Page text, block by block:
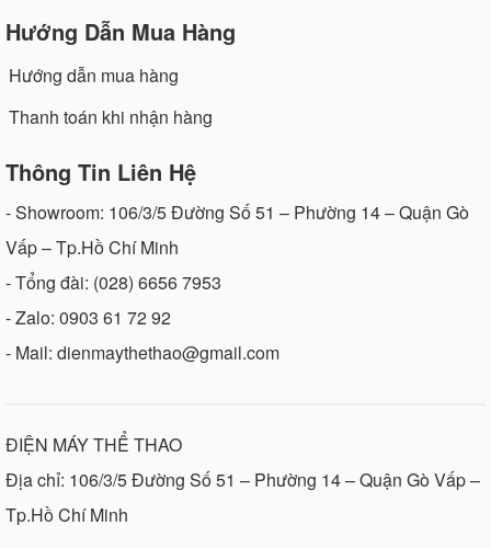
Hướng Dẫn Mua Hàng
Hướng dẫn mua hàng
Thanh toán khi nhận hàng
Thông Tin Liên Hệ
- Showroom: 106/3/5 Đường Số 51 – Phường 14 – Quận Gò
Vấp – Tp.Hồ Chí Minh
- Tổng đài: (028) 6656 7953
- Zalo: 0903 61 72 92
- Mail: dienmaythethao@gmail.com
ĐIỆN MÁY THỂ THAO
Địa chỉ: 106/3/5 Đường Số 51 – Phường 14 – Quận Gò Vấp –
Tp.Hồ Chí Minh